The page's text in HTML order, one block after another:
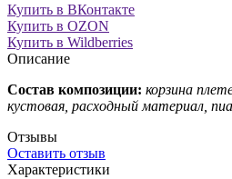
Купить в ВКонтакте
Купить в OZON
Купить в Wildberries
Описание
Состав композиции: корзина
кустовая, расходный материал,
Отзывы
Оставить отзыв
Характеристики